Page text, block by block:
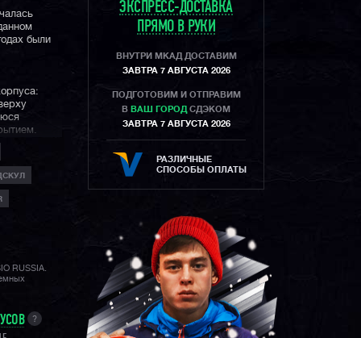
были
на
года,
свечения
возврат
с шагом
от
RUSSIA.
?
ЭКСПРЕСС-ДОСТАВКА
ПРЯМО В РУКИ
ВНУТРИ МКАД ДОСТАВИМ
ЗАВТРА 7 АВГУСТА 2026
ПОДГОТОВИМ И ОТПРАВИМ
В ВАШ ГОРОД СДЭКОМ
ЗАВТРА 7 АВГУСТА 2026
РАЗЛИЧНЫЕ
СПОСОБЫ ОПЛАТЫ